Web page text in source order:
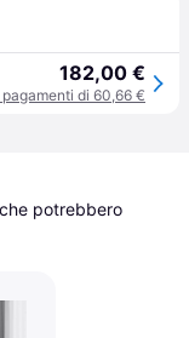
182,00 €
di 60,66 €
potrebbero